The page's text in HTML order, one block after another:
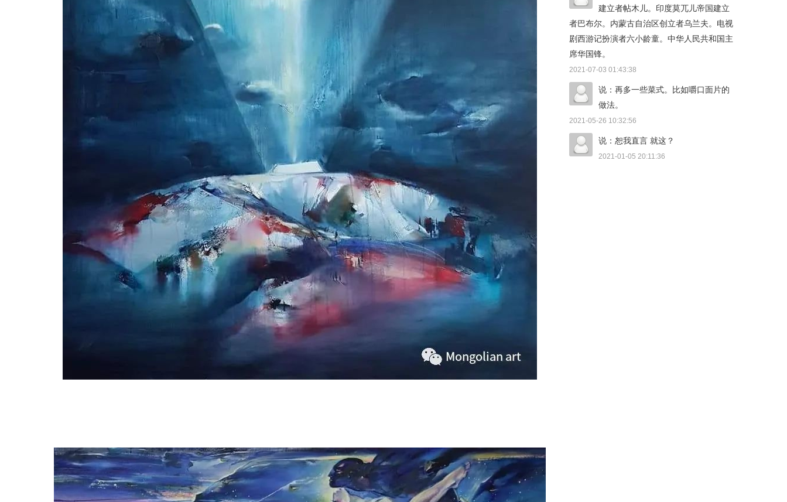
建立者帖木儿。印度莫兀儿帝国建立
者巴布尔。内蒙古自治区创立者乌兰夫。电视
剧西游记扮演者六小龄童。中华人民共和国主
席华国锋。
2021-07-03 01:43:38
说：再多一些菜式。比如嚼口面片的
做法。
2021-05-26 10:32:56
说：恕我直言 就这？
2021-01-05 20:11:36